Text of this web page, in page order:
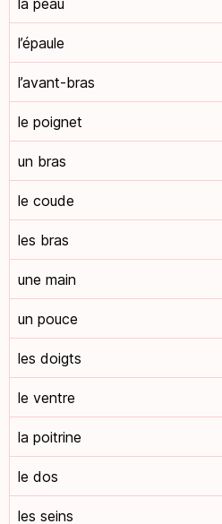
la peau
l’épaule
l’avant-bras
le poignet
un bras
le coude
les bras
une main
un pouce
les doigts
le ventre
la poitrine
le dos
les seins